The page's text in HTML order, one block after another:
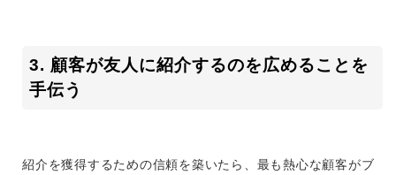
3. 顧客が友人に紹介するのを広めることを
手伝う
紹介を獲得するための信頼を築いたら、最も熱心な顧客がブ